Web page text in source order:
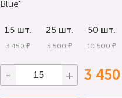
Blue"
15 шт.
3 450 ₽
25 шт.
5 500 ₽
50 шт.
10 500 ₽
- + 3